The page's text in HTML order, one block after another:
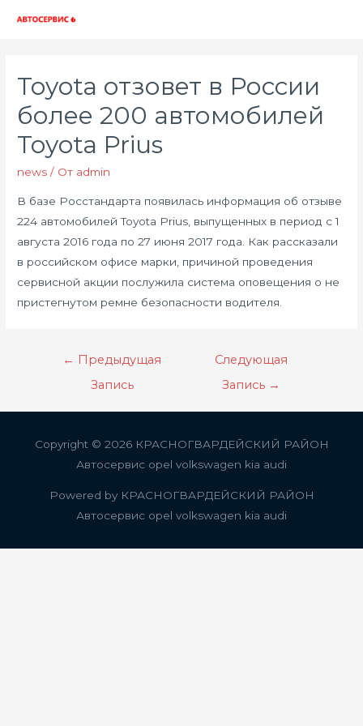
Toyota отзовет в России
более 200 автомобилей
Toyota Prius
news / От admin
В базе Росстандарта появилась информация об отзыве
224 автомобилей Toyota Prius, выпущенных в период с 1
августа 2016 года по 27 июня 2017 года. Как рассказали
в российском офисе марки, причиной проведения
сервисной акции послужила система оповещения о не
пристегнутом ремне безопасности водителя.
Навигация
записям
← Предыдущая
Запись
Следующая
Запись →
Copyright © 2026 КРАСНОГВАРДЕЙСКИЙ РАЙОН
Автосервис opel volkswagen kia audi
Powered by КРАСНОГВАРДЕЙСКИЙ РАЙОН
Автосервис opel volkswagen kia audi